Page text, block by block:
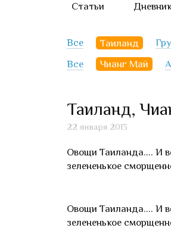
Статьи
Все Таиланд
Все
Чианг Май
Таиланд,
22 января 2013
Овощи Таиланда.... И
зелененькое
Овощи Таиланда.... И
зелененькое